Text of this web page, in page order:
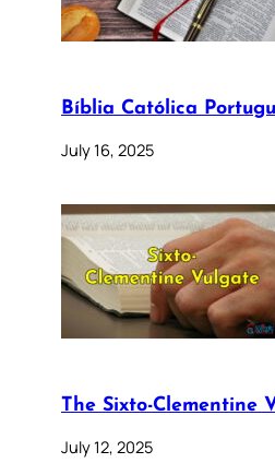
Bíblia Católica
July 16, 2025
The Sixto-Clementine
July 12, 2025